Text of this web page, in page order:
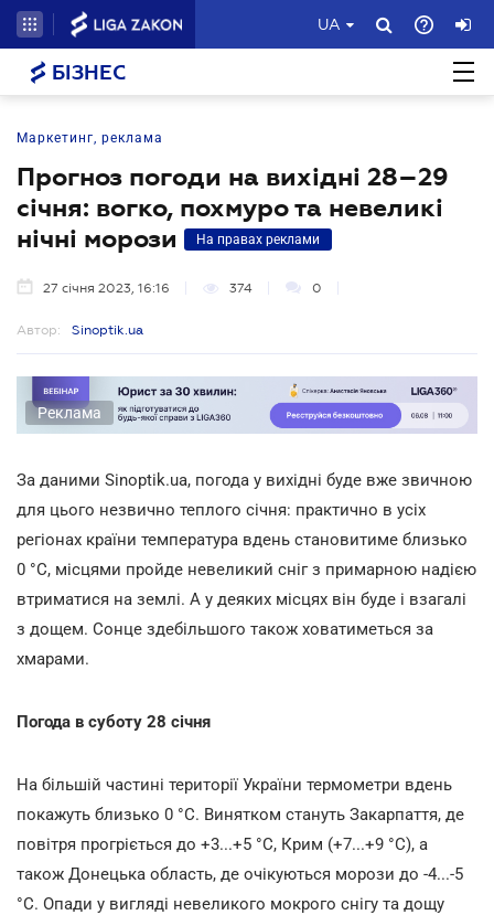
UA
БІЗНЕС
Маркетинг, реклама
Прогноз погоди на вихідні 28–29
січня: вогко, похмуро та невеликі
нічні морози
На правах реклами
27 січня 2023, 16:16 374 0
Автор: Sinoptik.ua
Реклама
За даними Sinoptik.ua, погода у вихідні буде вже звичною
для цього незвично теплого січня: практично в усіх
регіонах країни температура вдень становитиме близько
0 °С, місцями пройде невеликий сніг з примарною надією
втриматися на землі. А у деяких місцях він буде і взагалі
з дощем. Сонце здебільшого також ховатиметься за
хмарами.
Погода в суботу 28 січня
На більшій частині території України термометри вдень
покажуть близько 0 °С. Винятком стануть Закарпаття, де
повітря прогріється до +3...+5 °С, Крим (+7...+9 °С), а
також Донецька область, де очікуються морози до -4...-5
°С. Опади у вигляді невеликого мокрого снігу та дощу